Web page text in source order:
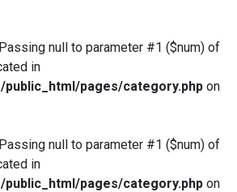
null to parameter #1 ($num) of
in
pages/category.php on
null to parameter #1 ($num) of
in
pages/category.php on